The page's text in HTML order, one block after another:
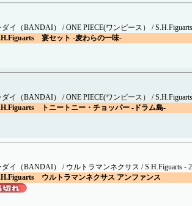
イ（BANDAI） / ONE PIECE(ワンピース） /
宴セット -麦わらの一味-
イ（BANDAI） / ONE PIECE(ワンピース） /
トニートニー・チョッパー -ドラム島-
ダイ（BANDAI） / ウルトラマンネクサス / S.H.Figuarts -
ウルトラマンネクサス アンファンス